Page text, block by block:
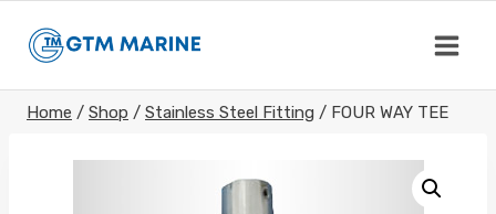
Home / Shop / Stainless Steel Fitting / FOUR WAY TEE